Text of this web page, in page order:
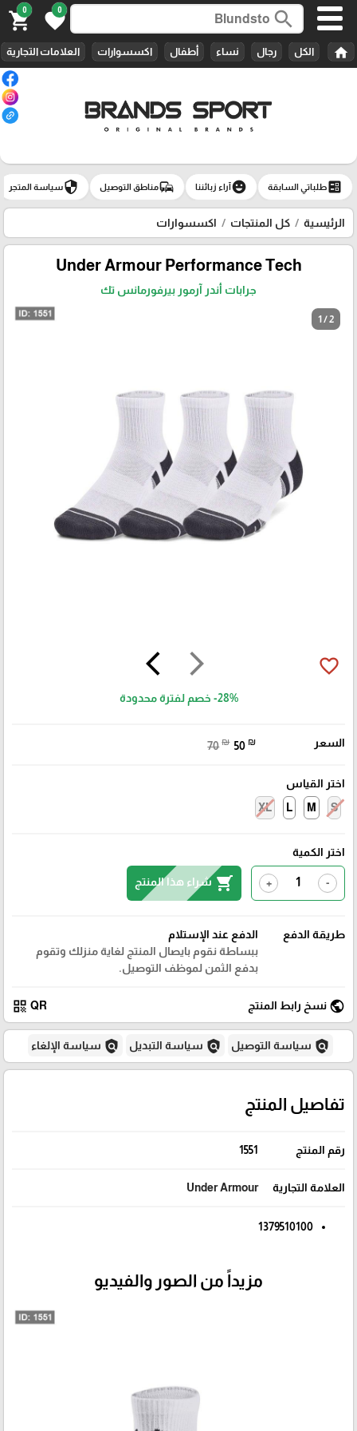
search
0
favorite
0
shopping_cart
home الكل رجال نساء أطفال اكسسوارات العلامات التجارية
ballotطلباتي السابقة emoji_emotionsآراء زبائننا commuteمناطق التوصيل securityسياسة المتجر
الرئيسية كل المنتجات اكسسوارات
Under Armour Performance Tech‏
جرابات أندر آرمور بيرفورمانس تك
1 / 2
arrow_forward_ios
arrow_back_ios favorite_border
-28% خصم لفترة محدودة
السعر 70 ₪ 50 ₪
اختر القياس
S
M
L
XL
اختر الكمية
-
+
shopping_cart شراء هذا المنتج
طريقة الدفع
الدفع عند الإستلام
ببساطة نقوم بايصال المنتج لغاية منزلك وتقوم
بدفع الثمن لموظف التوصيل.
public نسخ رابط المنتج QR
qr_code
policy سياسة التوصيل policy سياسة التبديل policy سياسة الإلغاء
تفاصيل المنتج
رقم المنتج 1551
العلامة التجارية Under Armour
1379510100
مزيداً من الصور والفيديو